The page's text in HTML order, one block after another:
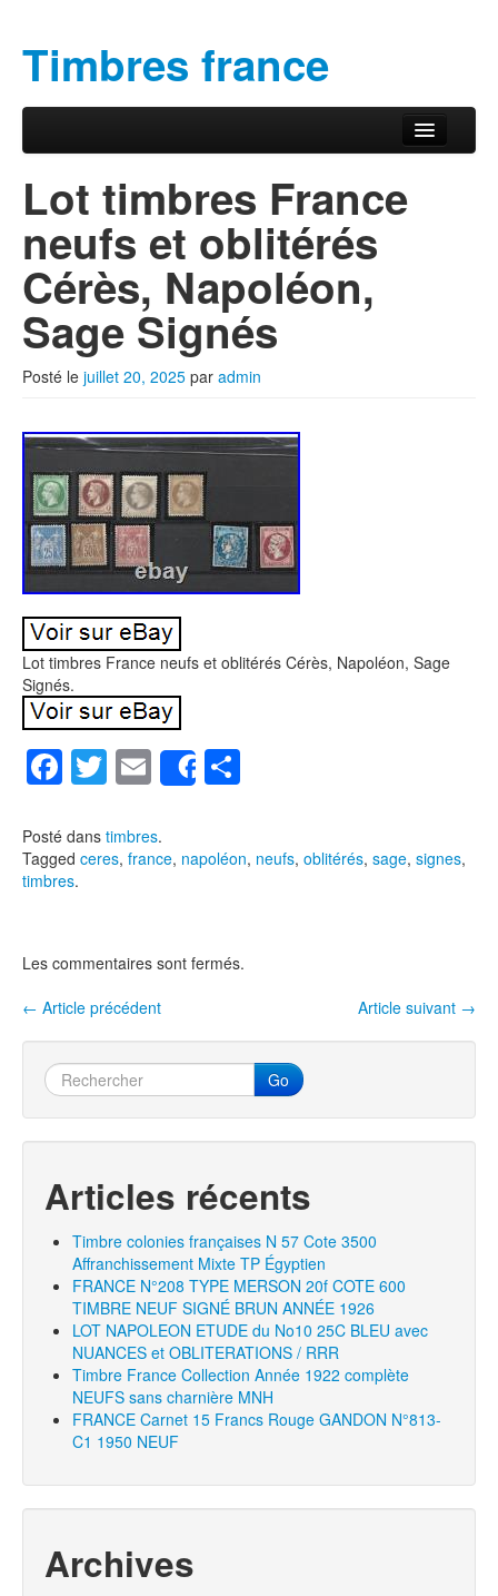
Timbres france
Menu principal
Lot timbres France
neufs et oblitérés
Cérès, Napoléon,
Sage Signés
Posté le juillet 20, 2025 par admin
Lot timbres France neufs et oblitérés Cérès, Napoléon, Sage
Signés.
F
c
e
o
k
T
tt
er
E
m
ail
Share
g
Posté dans timbres.
Tagged ceres, france, napoléon, neufs, oblitérés, sage, signes,
timbres.
Les commentaires sont fermés.
Navigation entre les articles
Article suivant →
← Article précédent
Go
Articles récents
Timbre colonies françaises N 57 Cote 3500
Affranchissement Mixte TP Égyptien
FRANCE N°208 TYPE MERSON 20f COTE 600
TIMBRE NEUF SIGNÉ BRUN ANNÉE 1926
LOT NAPOLEON ETUDE du No10 25C BLEU avec
NUANCES et OBLITERATIONS / RRR
Timbre France Collection Année 1922 complète
NEUFS sans charnière MNH
FRANCE Carnet 15 Francs Rouge GANDON N°813-
C1 1950 NEUF
Archives